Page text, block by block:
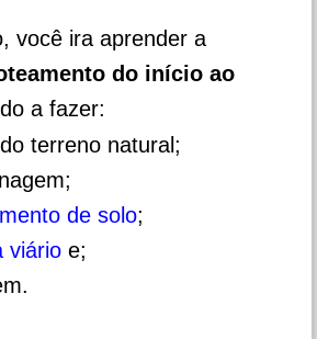
você ira aprender a
do início ao
a fazer:
terreno natural;
de solo;
viário e;